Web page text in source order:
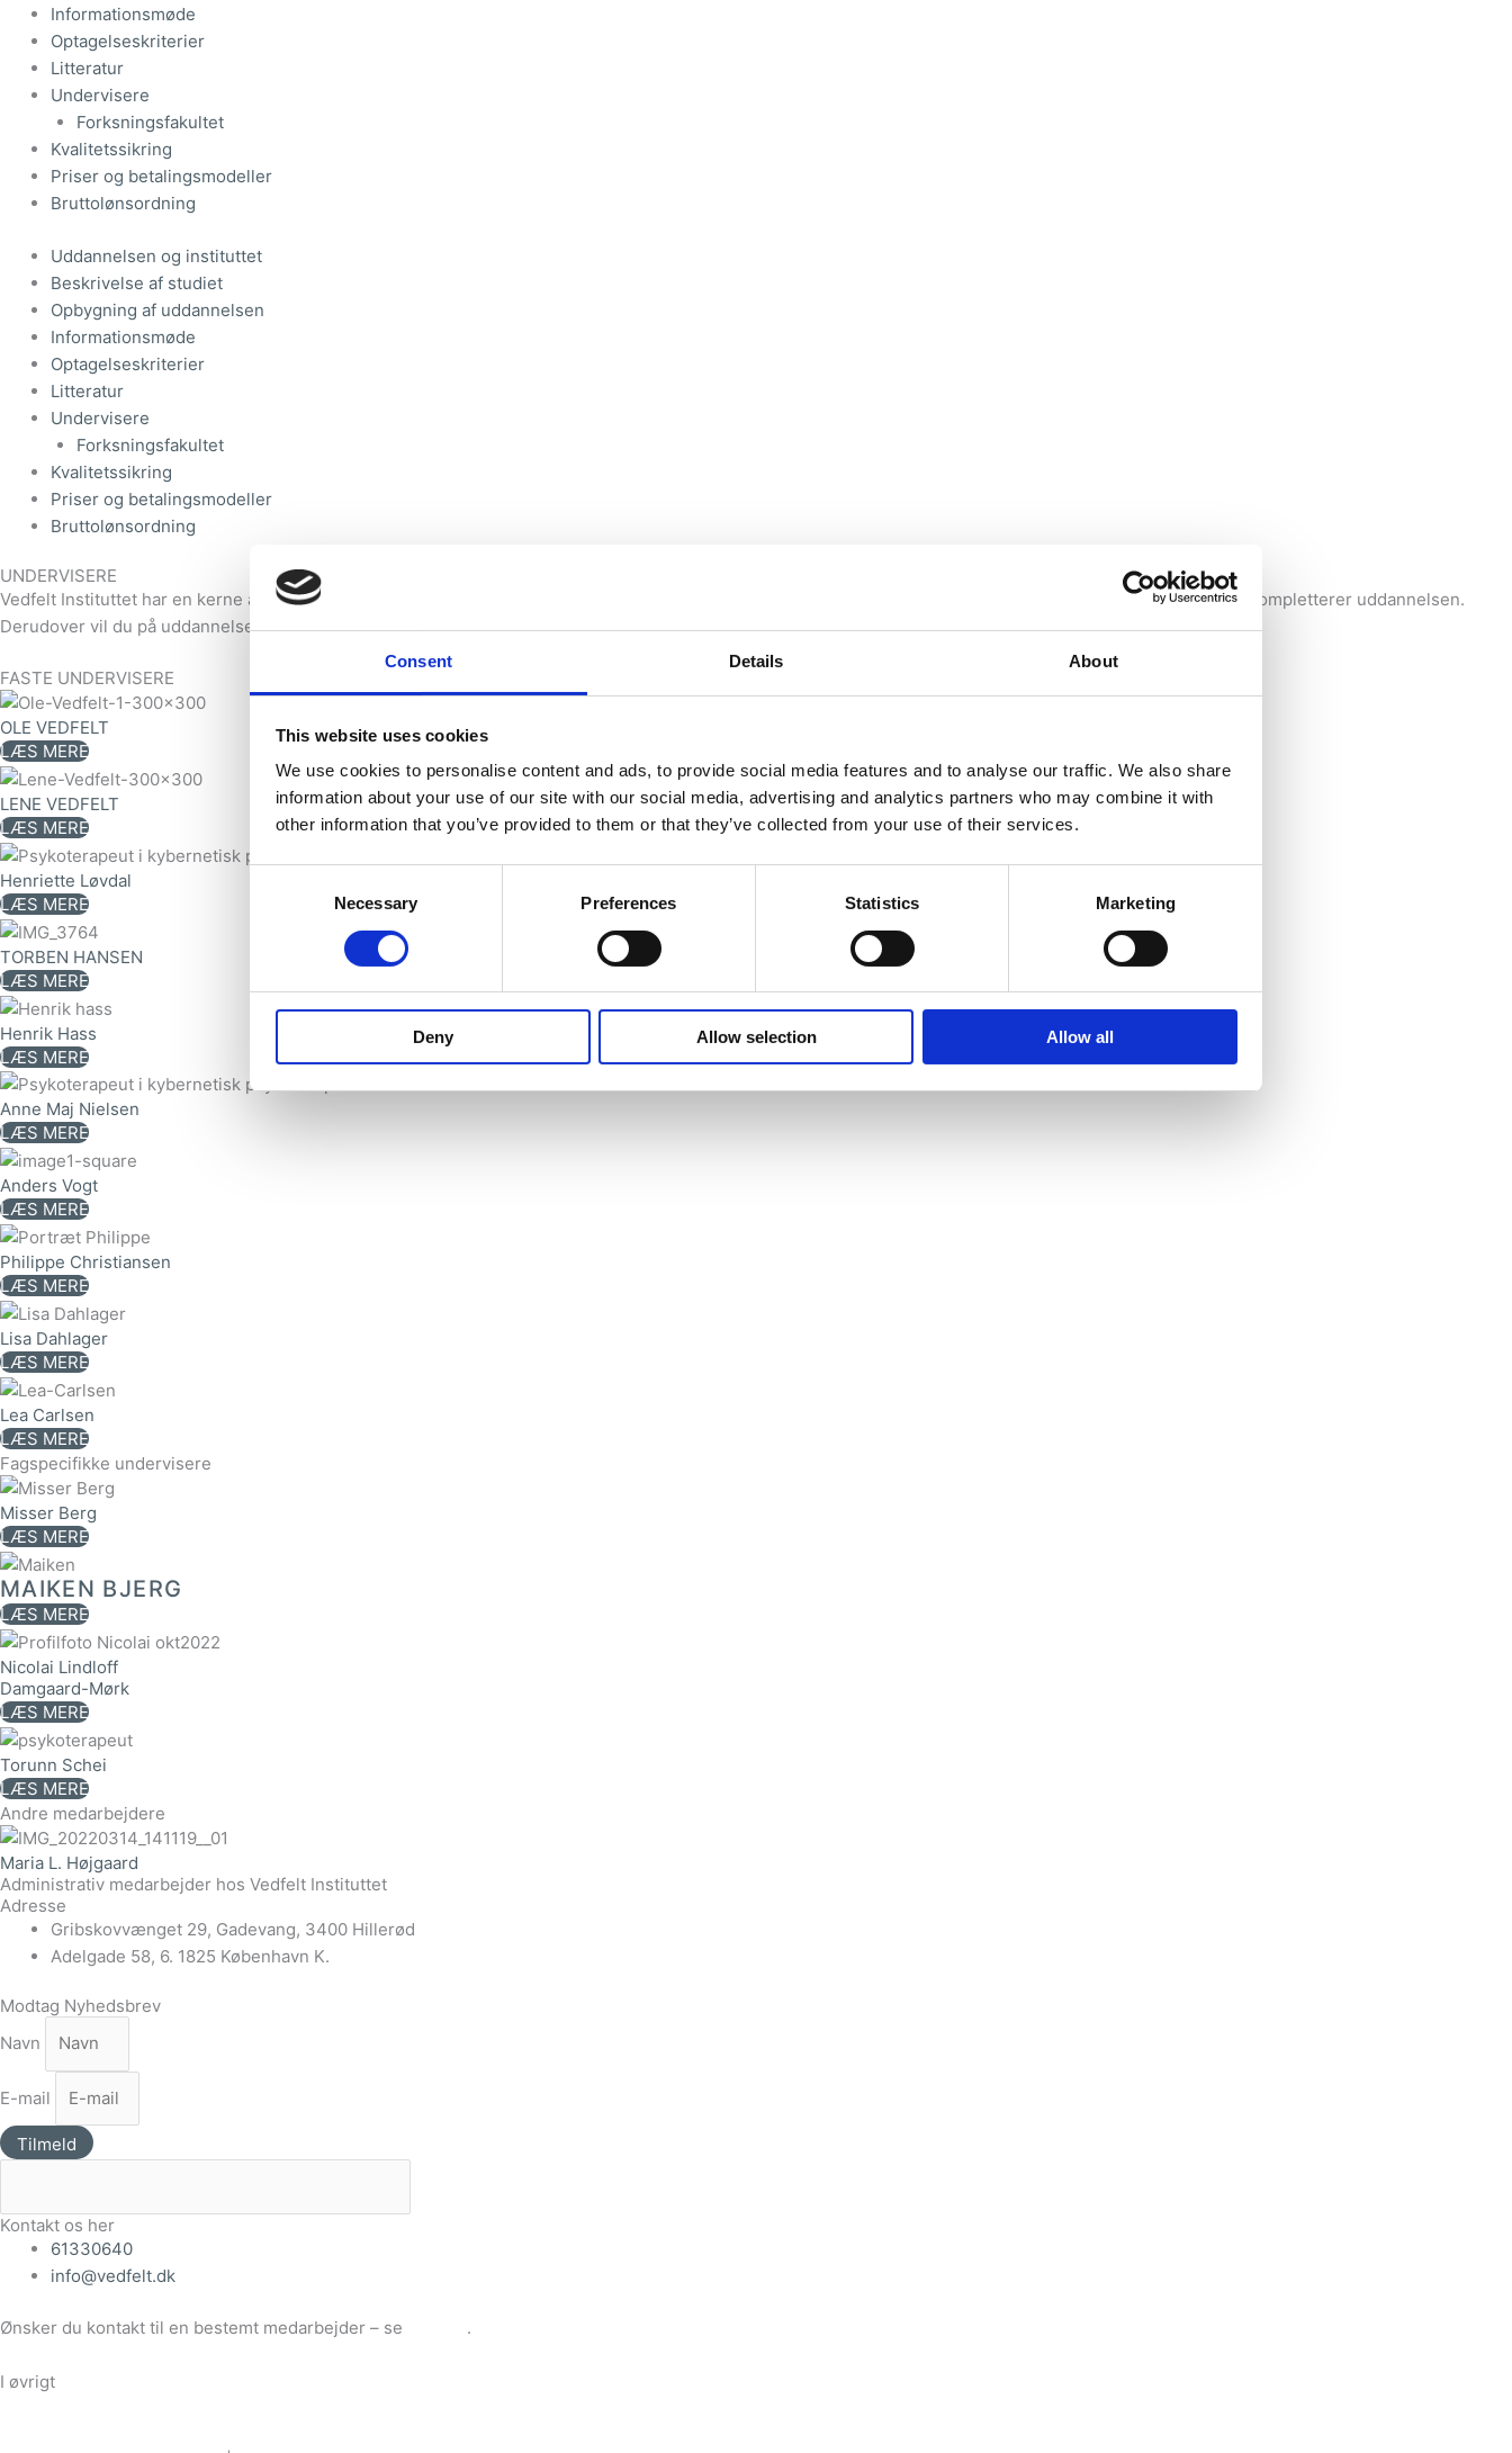
Consent Details About
This website uses cookies
We use cookies to personalise content and ads, to provide social media features and to analyse our traffic. We also share
information about your use of our site with our social media, advertising and analytics partners who may combine it with
other information that you’ve provided to them or that they’ve collected from your use of their services.
Necessary Preferences Statistics Marketing
Deny Allow selection Allow all
Informationsmøde
Optagelseskriterier
Litteratur
Undervisere
Forksningsfakultet
Kvalitetssikring
Priser og betalingsmodeller
Bruttolønsordning
Uddannelsen og instituttet
Beskrivelse af studiet
Opbygning af uddannelsen
Informationsmøde
Optagelseskriterier
Litteratur
Undervisere
Forksningsfakultet
Kvalitetssikring
Priser og betalingsmodeller
Bruttolønsordning
UNDERVISERE
Vedfelt Instituttet har en kerne af faste undervisere, som alle både har indgående kendskab til kybernetisk psykologi og psykoterapi og en specialviden, som kompletterer uddannelsen.
Derudover vil du på uddannelsen møde en række fagspecifikke undervisere, som hver er specialister inden for et felt.
FASTE UNDERVISERE
OLE VEDFELT
LÆS MERE
LENE VEDFELT
LÆS MERE
Henriette Løvdal
LÆS MERE
TORBEN HANSEN
LÆS MERE
Henrik Hass
LÆS MERE
Anne Maj Nielsen
LÆS MERE
Anders Vogt
LÆS MERE
Philippe Christiansen
LÆS MERE
Lisa Dahlager
LÆS MERE
Lea Carlsen
LÆS MERE
Fagspecifikke undervisere
Misser Berg
LÆS MERE
MAIKEN BJERG
LÆS MERE
Nicolai Lindloff
Damgaard-Mørk
LÆS MERE
Torunn Schei
LÆS MERE
Andre medarbejdere
Maria L. Højgaard
Administrativ medarbejder hos Vedfelt Instituttet
Adresse
Gribskovvænget 29, Gadevang, 3400 Hillerød
Adelgade 58, 6. 1825 København K.
Modtag Nyhedsbrev
Navn
E-mail
Tilmeld
Kontakt os her
61330640
info@vedfelt.dk
Ønsker du kontakt til en bestemt medarbejder – se .
I øvrigt